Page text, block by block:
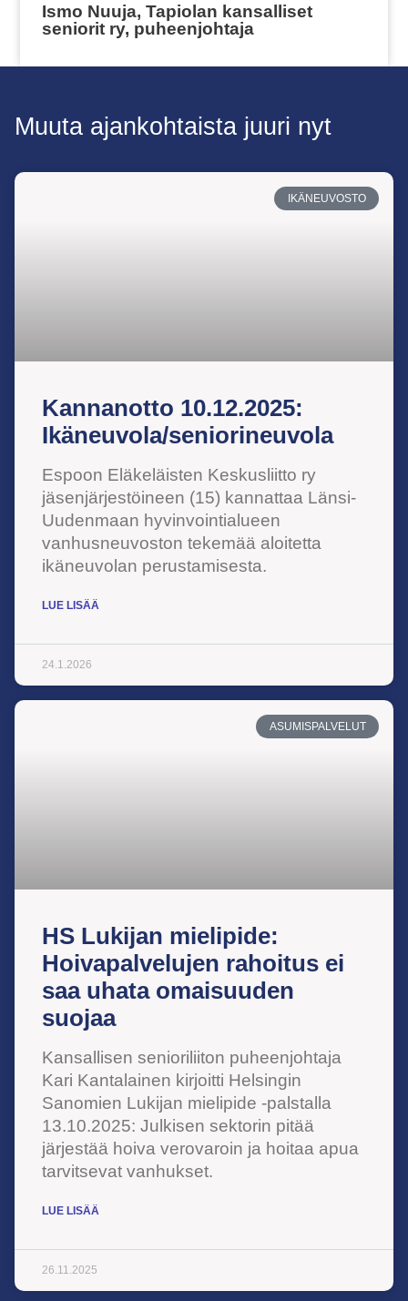
Ismo Nuuja, Tapiolan kansalliset
seniorit ry, puheenjohtaja
Muuta ajankohtaista juuri nyt
IKÄNEUVOSTO
Kannanotto 10.12.2025:
Ikäneuvola/seniorineuvola
Espoon Eläkeläisten Keskusliitto ry
jäsenjärjestöineen (15) kannattaa Länsi-
Uudenmaan hyvinvointialueen
vanhusneuvoston tekemää aloitetta
ikäneuvolan perustamisesta.
LUE LISÄÄ
24.1.2026
ASUMISPALVELUT
HS Lukijan mielipide:
Hoivapalvelujen rahoitus ei
saa uhata omaisuuden
suojaa
Kansallisen senioriliiton puheenjohtaja
Kari Kantalainen kirjoitti Helsingin
Sanomien Lukijan mielipide -palstalla
13.10.2025: Julkisen sektorin pitää
järjestää hoiva verovaroin ja hoitaa apua
tarvitsevat vanhukset.
LUE LISÄÄ
26.11.2025